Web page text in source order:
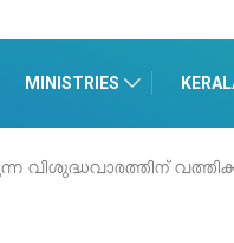
MINISTRIES
വിശുദ്ധവാരത്തിന്